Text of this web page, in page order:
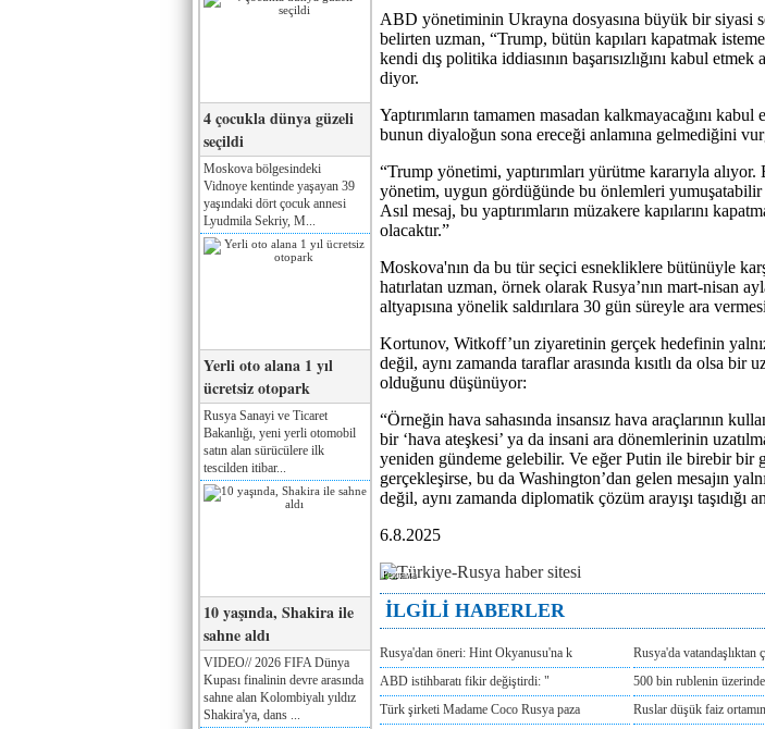
4 çocukla dünya güzeli
seçildi
Moskova bölgesindeki
Vidnoye kentinde yaşayan 39
yaşındaki dört çocuk annesi
Lyudmila Sekriy, M...
Yerli oto alana 1 yıl
ücretsiz otopark
Rusya Sanayi ve Ticaret
Bakanlığı, yeni yerli otomobil
satın alan sürücülere ilk
tescilden itibar...
10 yaşında, Shakira ile
sahne aldı
VIDEO// 2026 FIFA Dünya
Kupası finalinin devre arasında
sahne alan Kolombiyalı yıldız
Shakira'ya, dans ...
ABD yönetiminin Ukrayna dosyasına büyük bir siyasi
belirten uzman, “Trump, bütün kapıları kapatmak
kendi dış politika iddiasının başarısızlığını kabul etmek
diyor.
Yaptırımların tamamen masadan kalkmayacağını
bunun diyaloğun sona ereceği anlamına gelmediğini
“Trump yönetimi, yaptırımları yürütme kararıyla alıyor.
yönetim, uygun gördüğünde bu önlemleri yumuşatabilir
Asıl mesaj, bu yaptırımların müzakere kapılarını
olacaktır.”
Moskova'nın da bu tür seçici esnekliklere bütünüyle
hatırlatan uzman, örnek olarak Rusya’nın mart-nisan
altyapısına yönelik saldırılara 30 gün süreyle ara
Kortunov, Witkoff’un ziyaretinin gerçek hedefinin
değil, aynı zamanda taraflar arasında kısıtlı da olsa bir
olduğunu düşünüyor:
“Örneğin hava sahasında insansız hava araçlarının
bir ‘hava ateşkesi’ ya da insani ara dönemlerinin
yeniden gündeme gelebilir. Ve eğer Putin ile birebir bir
gerçekleşirse, bu da Washington’dan gelen mesajın
değil, aynı zamanda diplomatik çözüm arayışı taşıdığı
6.8.2025
Реклама
İLGİLİ HABERLER
Rusya'dan öneri: Hint Okyanusu'na k
Rusya'da vatandaşlıktan
ABD istihbaratı fikir değiştirdi: "
500 bin rublenin
Türk şirketi Madame Coco Rusya paza
Ruslar düşük faiz